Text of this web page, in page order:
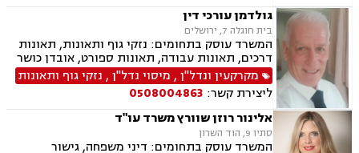
גולדמן עורכי דין
בית חוגלה 7, ירושלים
המשרד עוסק בתחומים: נזקי גוף ותאונות, תאונות
דרכים, תאונות עבודה, תאונות ספורט, אובדן כושר
עבודה, תאונות עקב רשלנות, תביעות ביטוח ונזקי
רכוש, ביטוח לאומי, רשלנות רפואית, מקרקעין
ונדל"ן, אזרחות זרה ודרכון זר, דיני חוזים, דיני
ספורט, לשון הרע, ירושות וצוואות, מיסוי נדל"ן.
מקרקעין ונדל"ן, מיסוי נדל"ן, נזקי גוף ותאונות
ליצירת קשר: 0508004863
אלינור רוזן שוורץ משרד עו"ד
סתיו 9, הוד השרון
המשרד עוסק בתחומים: דיני משפחה, גישור